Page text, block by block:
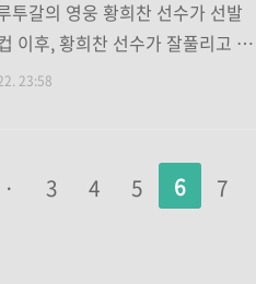
아, 어르신이 계신 곳은 난방에
외출을 자제하고 빙판에서 넘어
니다! 4. 수도계량기 보호함 내부
투갈의 영웅 황희찬 선수가 선발
이후, 황희찬 선수가 잘풀리고 있
니다. 로페테기 감독 부임 후 꾸
란드의 득점력은 정말 엄청나네
장에서도 이번 경기에서 승점 3점
23:58
3 4 5 6 7